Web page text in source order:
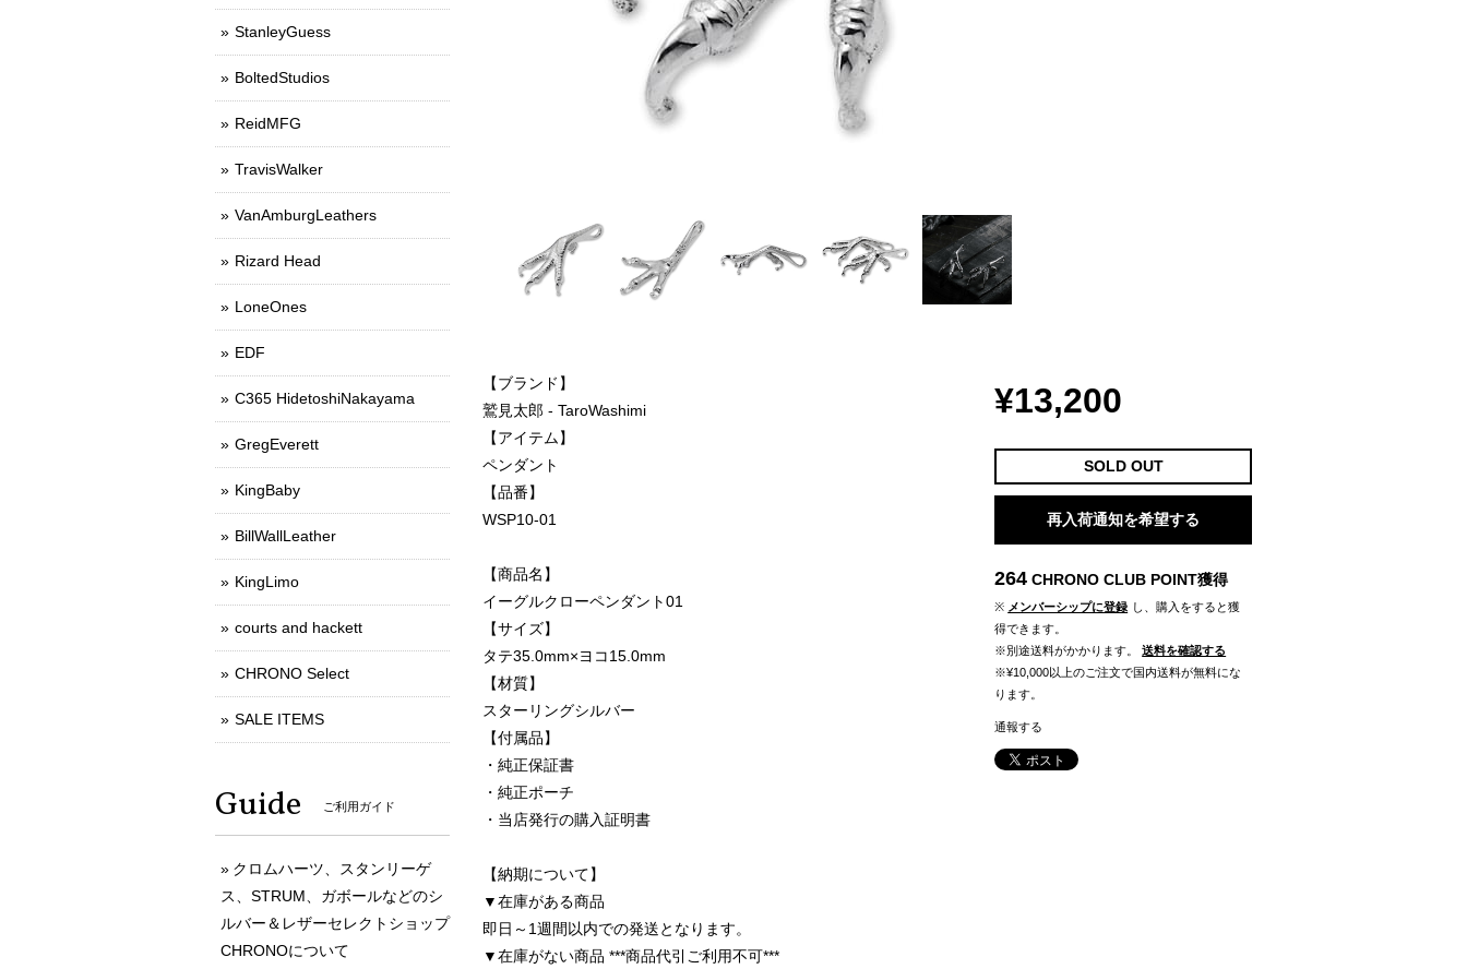
【ブランド】
鷲見太郎 - TaroWashimi
【アイテム】
ペンダント
【品番】
WSP10-01
【商品名】
イーグルクローペンダント01
【サイズ】
タテ35.0mm×ヨコ15.0mm
【材質】
スターリングシルバー
【付属品】
・純正保証書
・純正ポーチ
・当店発行の購入証明書
【納期について】
▼在庫がある商品
即日～1週間以内での発送となります。
▼在庫がない商品 ***商品代引ご利用不可***
¥13,200
SOLD OUT
再入荷通知を希望する
264 CHRONO CLUB POINT獲得
※ メンバーシップに登録 し、購入をすると獲
得できます。
※別途送料がかかります。
送料を確認する
※¥10,000以上のご注文で国内送料が無料にな
ります。
通報する
StanleyGuess
BoltedStudios
ReidMFG
TravisWalker
VanAmburgLeathers
Rizard Head
LoneOnes
EDF
C365 HidetoshiNakayama
GregEverett
KingBaby
BillWallLeather
KingLimo
courts and hackett
CHRONO Select
SALE ITEMS
Guide ご利用ガイド
クロムハーツ、スタンリーゲ
ス、STRUM、ガボールなどのシ
ルバー＆レザーセレクトショップ
CHRONOについて